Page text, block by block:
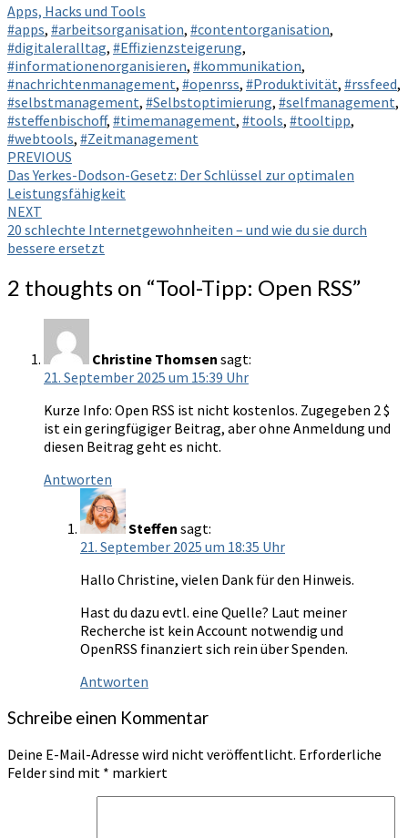
Apps, Hacks und Tools
#apps, #arbeitsorganisation, #contentorganisation,
#digitaleralltag, #Effizienzsteigerung,
#informationenorganisieren, #kommunikation,
#nachrichtenmanagement, #openrss, #Produktivität, #rssfeed,
#selbstmanagement, #Selbstoptimierung, #selfmanagement,
#steffenbischoff, #timemanagement, #tools, #tooltipp,
#webtools, #Zeitmanagement
Post
navigation
PREVIOUS
Das Yerkes-Dodson-Gesetz: Der Schlüssel zur optimalen
Leistungsfähigkeit
NEXT
20 schlechte Internetgewohnheiten – und wie du sie durch
bessere ersetzt
2 thoughts on “Tool-Tipp: Open RSS”
Christine Thomsen sagt:
21. September 2025 um 15:39 Uhr
Kurze Info: Open RSS ist nicht kostenlos. Zugegeben 2 $
ist ein geringfügiger Beitrag, aber ohne Anmeldung und
diesen Beitrag geht es nicht.
Antworten
Steffen sagt:
21. September 2025 um 18:35 Uhr
Hallo Christine, vielen Dank für den Hinweis.
Hast du dazu evtl. eine Quelle? Laut meiner
Recherche ist kein Account notwendig und
OpenRSS finanziert sich rein über Spenden.
Antworten
Schreibe einen Kommentar
Deine E-Mail-Adresse wird nicht veröffentlicht. Erforderliche
Felder sind mit * markiert